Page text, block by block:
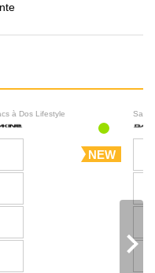
à Dos Lifestyle
NEW
Sacs
navigate_next